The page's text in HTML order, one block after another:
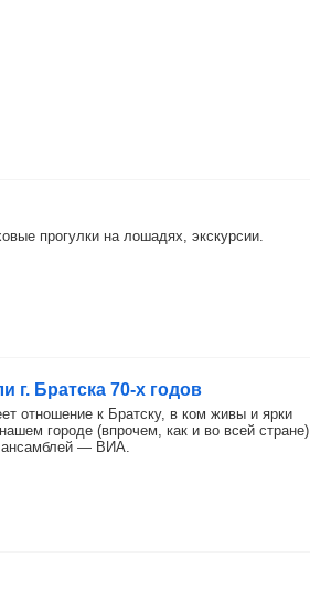
прогулки на лошадях, экскурсии.
Братска 70-х годов
отношение к Братску, в ком живы и ярки
городе (впрочем, как и во всей стране)
ансамблей — ВИА.